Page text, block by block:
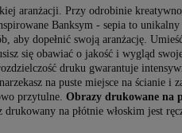
aranżacji. Przy odrobinie
Banksym - sepia to
aby dopełnić swoją aranżację.
się obawiać o jakość i wygląd
druku gwarantuje
na puste miejsce na ścianie i
przytulne. Obrazy drukowane na
na płótnie włoskim jest